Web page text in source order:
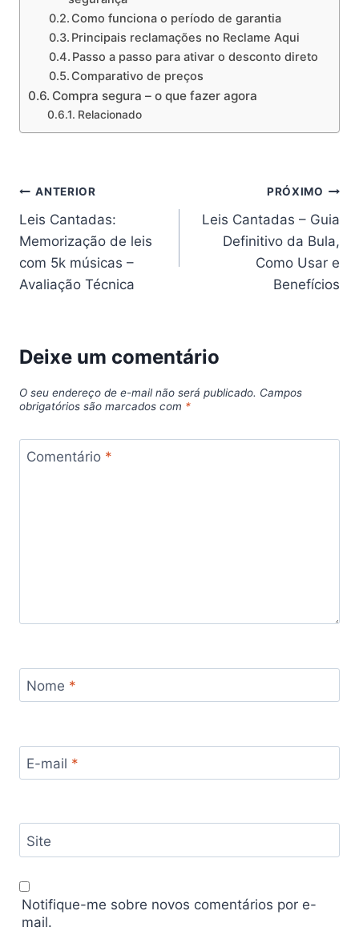
Como funciona o período de garantia
Principais reclamações no Reclame Aqui
Passo a passo para ativar o desconto direto
Comparativo de preços
Compra segura – o que fazer agora
Relacionado
Navegação
de
Post
ANTERIOR
Leis Cantadas:
Memorização de leis
com 5k músicas –
Avaliação Técnica
PRÓXIMO
Leis Cantadas – Guia
Definitivo da Bula,
Como Usar e
Benefícios
Deixe um comentário
O seu endereço de e-mail não será publicado. Campos
obrigatórios são marcados com *
Comentário *
Nome *
E-mail *
Site
Notifique-me sobre novos comentários por e-
mail.